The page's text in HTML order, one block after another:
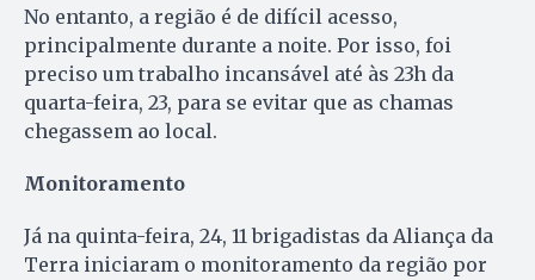
No entanto, a região é de difícil acesso,
principalmente durante a noite. Por isso, foi
preciso um trabalho incansável até às 23h da
quarta-feira, 23, para se evitar que as chamas
chegassem ao local.
Monitoramento
Já na quinta-feira, 24, 11 brigadistas da Aliança da
Terra iniciaram o monitoramento da região por